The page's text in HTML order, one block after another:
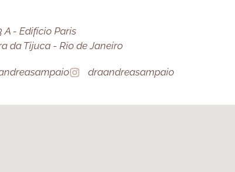
A - Edifício Paris
da Tijuca - Rio de Janeiro
draandreasampaio